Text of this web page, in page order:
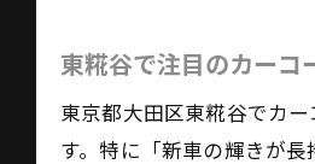
東糀谷で注目のカーコ
東京都大田区東糀谷でカ
す。特に「新車の輝きが